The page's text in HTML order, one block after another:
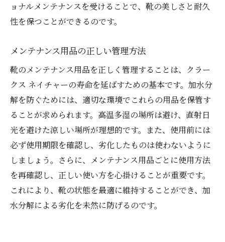
ョナルメンテナンスを受けることで、靴の美しさと耐久
性を保つことができるのです。
メンテナンス用品の正しい管理方法
靴のメンテナンス用品を正しく管理することは、クラー
クス ネイチャーの寿命を延ばすための基本です。加水分
解を防ぐためには、適切な環境でこれらの用品を保管す
ることが求められます。高温多湿の場所は避け、直射日
光を避けた涼しい場所が理想的です。また、使用前には
必ず使用期限を確認し、劣化したものは使わないように
しましょう。さらに、メンテナンス用品ごとに使用方法
を再確認し、正しい使い方を心掛けることが重要です。
これにより、靴の状態を最適に維持することができ、加
水分解による劣化を未然に防げるのです。